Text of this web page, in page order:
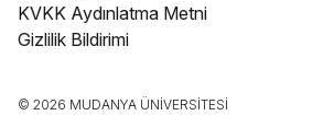
KVKK Aydınlatma Metni
Gizlilik Bildirimi
© 2026 MUDANYA ÜNIVERSITESI